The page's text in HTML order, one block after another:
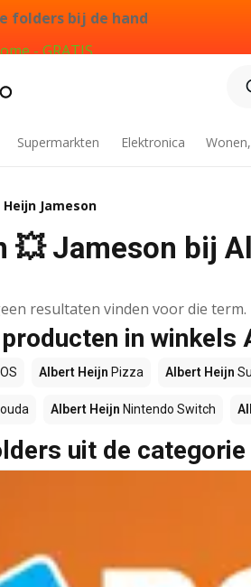
folders bij de hand
- GRATIS
Supermarkten Elektronica
Jameson
💥 Jameson bij
resultaten vinden voor die term.
in winkels
Albert Heijn Pizza Albert Heijn
Albert Heijn Nintendo Switch
uit de categorie